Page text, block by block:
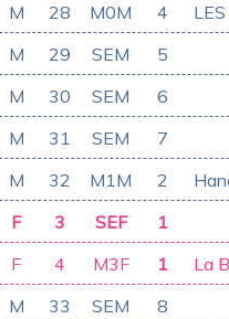
M 28 M0M 4
M 29 SEM 5
M 30 SEM 6
M 31 SEM 7
M 32 M1M 2
F 3 SEF 1
F 4 M3F 1 La
M 33 SEM 8